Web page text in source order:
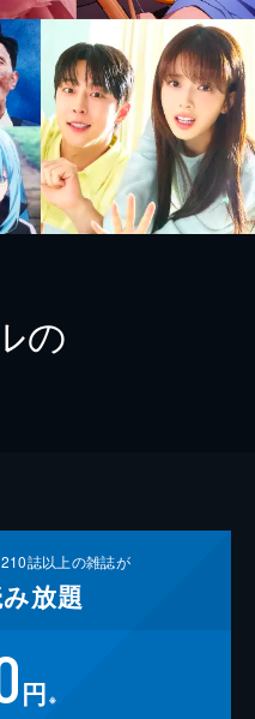
の
210誌以上の雑誌が
放題
円 ※